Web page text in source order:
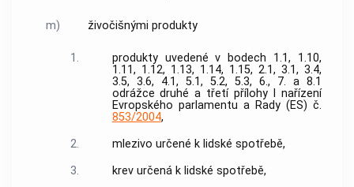
m) živočišnými produkty
1.
produkty uvedené v bodech 1.1, 1.10,
1.11, 1.12, 1.13, 1.14, 1.15, 2.1, 3.1, 3.4,
3.5, 3.6, 4.1, 5.1, 5.2, 5.3, 6., 7. a 8.1
odrážce druhé a třetí přílohy I nařízení
Evropského parlamentu a Rady (ES) č.
853/2004,
2.
mlezivo určené k lidské spotřebě,
3.
krev určená k lidské spotřebě,